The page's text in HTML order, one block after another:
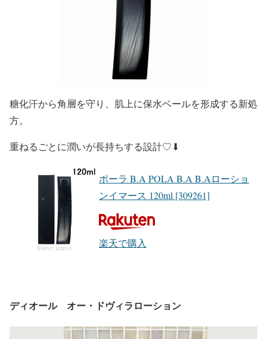
糖化汗から角層を守り、肌上に保水ベールを形成する新処
方。
重ねるごとに潤いが長持ちする設計♡⬇︎
ポーラ B.A POLA B.A B.Aローショ
ンイマース 120ml [309261]
楽天で購入
ディオール オー・ドヴィラローション